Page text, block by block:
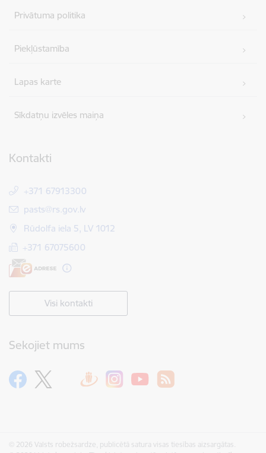
Privātuma politika
Piekļūstamība
Lapas karte
Sīkdatņu izvēles maiņa
Kontakti
+371 67913300
E-pasts:
pasts@rs.gov.lv
Rūdolfa iela 5, LV 1012
+371 67075600
Visi kontakti
Sekojiet mums
© 2026 Valsts robežsardze, publicētā satura visas tiesības aizsargātas.